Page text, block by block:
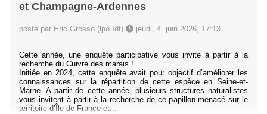
et Champagne-Ardennes
posté par Eric Grosso (lpo Idf) jeudi, 4. juin 2026, 17:13
Cette année, une enquête participative vous invite à partir à la
recherche du Cuivré des marais !
Initiée en 2024, cette enquête avait pour objectif d’améliorer les
connaissances sur la répartition de cette espèce en Seine-et-
Marne. A partir de cette année, plusieurs structures naturalistes
vous invitent à partir à la recherche de ce papillon menacé sur le
territoire d’Île-de-France et...